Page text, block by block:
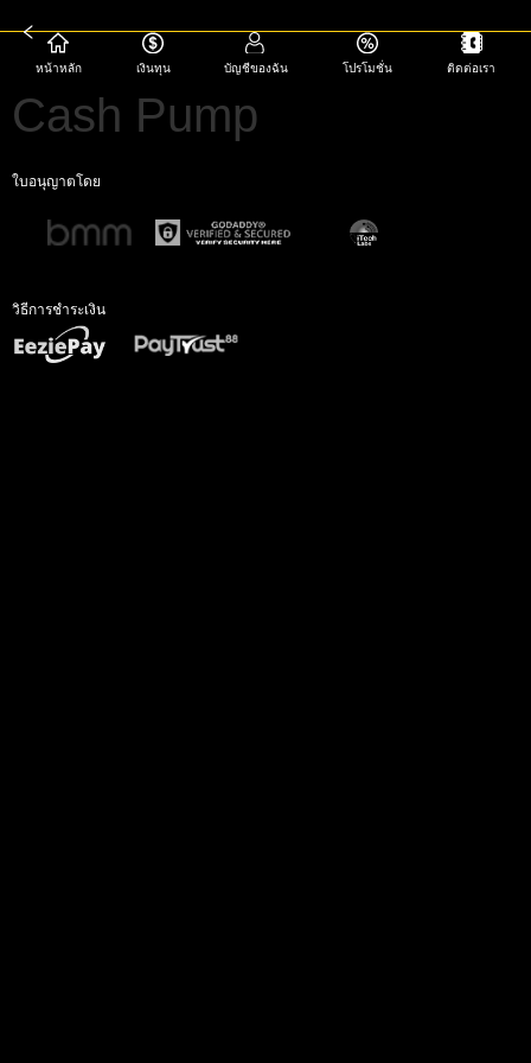
หน้าหลัก เงินทุน บัญชีของฉัน โปรโมชั่น ติดต่อเรา
Cash Pump
ใบอนุญาตโดย
วิธีการชำระเงิน